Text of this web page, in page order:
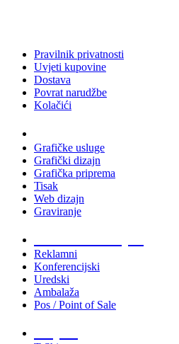
Pravilnik privatnosti
Uvjeti kupovine
Dostava
Povrat narudžbe
Kolačići
Grafičke usluge
Grafički dizajn
Grafička priprema
Tisak
Web dizajn
Graviranje
Reklamni
Konferencijski
Uredski
Ambalaža
Pos / Point of Sale